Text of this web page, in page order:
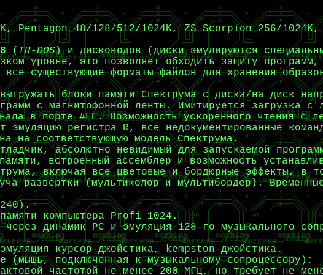
Pentagon 48/128/512/1024K, ZS Scorpion 256/
( TR-DOS) и дисководов (диски эмулируются
уровне, это позволяет обходить защиту
все существующие форматы файлов для хранения
блоки памяти Спектрума с диска/на диск
с магнитофонной ленты. Имитируется загрузка с
в порте #FE. Возможность ускоренного чтения с
эмуляцию регистра R, все недокументированные
на соответствующую модель Спектрума.
абсолютно невидимый для запускаемой
встроенный ассемблер и возможность
включая все цветовые и бордюрные эффекты, в
развертки (мультиколор и мультибордер).
компьютера Profi 1024.
через динамик PC и эмуляция 128-го музыкального
курсор-джойстика, kempston-джойстика.
(мышь, подключенная к музыкальному сопроцессору);
частотой не менее 200 МГц, но требует не